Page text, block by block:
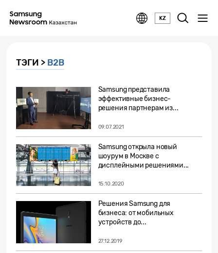
KZ
ТЭГИ > B2B
Samsung представила
эффективные бизнес-
решения партнерам из...
09.07.2021
Samsung открыла новый
шоурум в Москве с
дисплейными решениями...
15.10.2020
Решения Samsung для
бизнеса: от мобильных
устройств до...
27.12.2019